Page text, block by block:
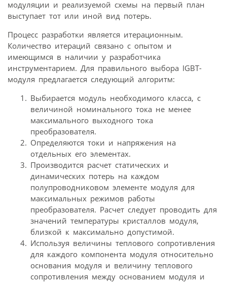
модуляции и реализуемой схемы на первый план
выступает тот или иной вид потерь.
Процесс разработки является итерационным.
Количество итераций связано с опытом и
имеющимся в наличии у разработчика
инструментарием. Для правильного выбора IGBT-
модуля предлагается следующий алгоритм:
Выбирается модуль необходимого класса, с
величиной номинального тока не менее
максимального выходного тока
преобразователя.
Определяются токи и напряжения на
отдельных его элементах.
Производится расчет статических и
динамических потерь на каждом
полупроводниковом элементе модуля для
максимальных режимов работы
преобразователя. Расчет следует проводить для
значений температуры кристаллов модуля,
близкой к максимально допустимой.
Используя величины теплового сопротивления
для каждого компонента модуля относительно
основания модуля и величину теплового
сопротивления между основанием модуля и